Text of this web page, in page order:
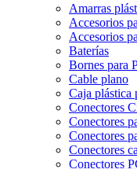
Amarras
Accesorios
Accesorios
Baterías
Bornes para
Cable plano
Caja plástica
Conectores
Conectores
Conectores
Conectores
Conectores